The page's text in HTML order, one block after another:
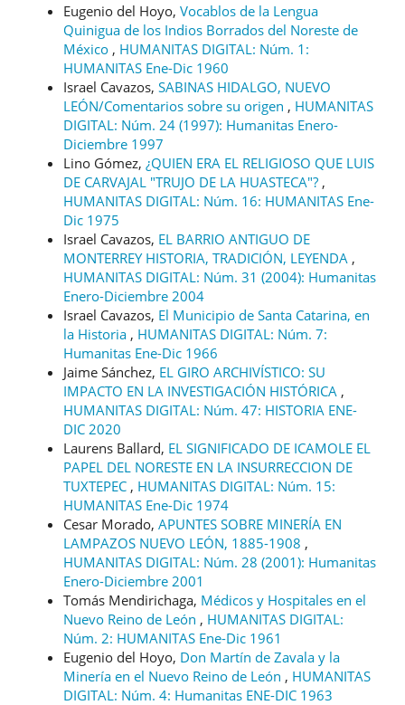
Eugenio del Hoyo, Vocablos de la Lengua
Quinigua de los Indios Borrados del Noreste de
México , HUMANITAS DIGITAL: Núm. 1:
HUMANITAS Ene-Dic 1960
Israel Cavazos, SABINAS HIDALGO, NUEVO
LEÓN/Comentarios sobre su origen , HUMANITAS
DIGITAL: Núm. 24 (1997): Humanitas Enero-
Diciembre 1997
Lino Gómez, ¿QUIEN ERA EL RELIGIOSO QUE LUIS
DE CARVAJAL "TRUJO DE LA HUASTECA"? ,
HUMANITAS DIGITAL: Núm. 16: HUMANITAS Ene-
Dic 1975
Israel Cavazos, EL BARRIO ANTIGUO DE
MONTERREY HISTORIA, TRADICIÓN, LEYENDA ,
HUMANITAS DIGITAL: Núm. 31 (2004): Humanitas
Enero-Diciembre 2004
Israel Cavazos, El Municipio de Santa Catarina, en
la Historia , HUMANITAS DIGITAL: Núm. 7:
Humanitas Ene-Dic 1966
Jaime Sánchez, EL GIRO ARCHIVÍSTICO: SU
IMPACTO EN LA INVESTIGACIÓN HISTÓRICA ,
HUMANITAS DIGITAL: Núm. 47: HISTORIA ENE-
DIC 2020
Laurens Ballard, EL SIGNIFICADO DE ICAMOLE EL
PAPEL DEL NORESTE EN LA INSURRECCION DE
TUXTEPEC , HUMANITAS DIGITAL: Núm. 15:
HUMANITAS Ene-Dic 1974
Cesar Morado, APUNTES SOBRE MINERÍA EN
LAMPAZOS NUEVO LEÓN, 1885-1908 ,
HUMANITAS DIGITAL: Núm. 28 (2001): Humanitas
Enero-Diciembre 2001
Tomás Mendirichaga, Médicos y Hospitales en el
Nuevo Reino de León , HUMANITAS DIGITAL:
Núm. 2: HUMANITAS Ene-Dic 1961
Eugenio del Hoyo, Don Martín de Zavala y la
Minería en el Nuevo Reino de León , HUMANITAS
DIGITAL: Núm. 4: Humanitas ENE-DIC 1963